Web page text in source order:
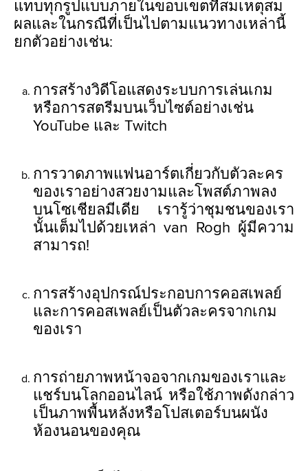
แทบทุกรูปแบบภายในขอบเขตที่สมเหตุสม
ผลและในกรณีที่เป็นไปตามแนวทางเหล่านี้
ยกตัวอย่างเช่น:
การสร้างวิดีโอแสดงระบบการเล่นเกม
หรือการสตรีมบนเว็บไซต์อย่างเช่น
YouTube และ Twitch
การวาดภาพแฟนอาร์ตเกี่ยวกับตัวละคร
ของเราอย่างสวยงามและโพสต์ภาพลง
บนโซเชียลมีเดีย เรารู้ว่าชุมชนของเรา
นั้นเต็มไปด้วยเหล่า van Rogh ผู้มีความ
สามารถ!
การสร้างอุปกรณ์ประกอบการคอสเพลย์
และการคอสเพลย์เป็นตัวละครจากเกม
ของเรา
การถ่ายภาพหน้าจอจากเกมของเราและ
แชร์บนโลกออนไลน์ หรือใช้ภาพดังกล่าว
เป็นภาพพื้นหลังหรือโปสเตอร์บนผนัง
ห้องนอนของคุณ